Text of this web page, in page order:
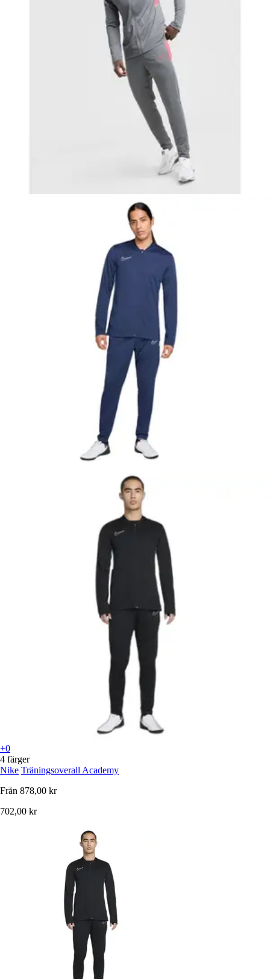
+0
4 färger
Nike Träningsoverall Academy
Från 878,00 kr
702,00 kr